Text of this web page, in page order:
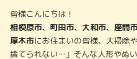
皆様こんにちは！
相模原市、町田市、大和市、座間
厚木市にお住まいの皆様、大掃除
捨てられない…」そんな人形やぬ